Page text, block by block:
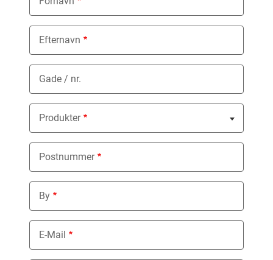
Efternavn
Gade / nr.
Produkter
Nothing selected
Postnummer
By
E-Mail